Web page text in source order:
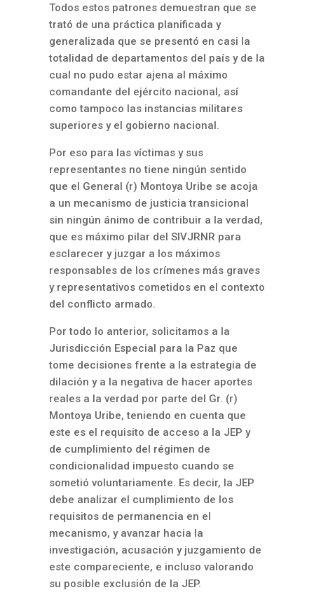
Todos estos patrones demuestran que se
trató de una práctica planificada y
generalizada que se presentó en casi la
totalidad de departamentos del país y de la
cual no pudo estar ajena al máximo
comandante del ejército nacional, así
como tampoco las instancias militares
superiores y el gobierno nacional.
Por eso para las víctimas y sus
representantes no tiene ningún sentido
que el General (r) Montoya Uribe se acoja
a un mecanismo de justicia transicional
sin ningún ánimo de contribuir a la verdad,
que es máximo pilar del SIVJRNR para
esclarecer y juzgar a los máximos
responsables de los crímenes más graves
y representativos cometidos en el contexto
del conflicto armado.
Por todo lo anterior, solicitamos a la
Jurisdicción Especial para la Paz que
tome decisiones frente a la estrategia de
dilación y a la negativa de hacer aportes
reales a la verdad por parte del Gr. (r)
Montoya Uribe, teniendo en cuenta que
este es el requisito de acceso a la JEP y
de cumplimiento del régimen de
condicionalidad impuesto cuando se
sometió voluntariamente. Es decir, la JEP
debe analizar el cumplimiento de los
requisitos de permanencia en el
mecanismo, y avanzar hacia la
investigación, acusación y juzgamiento de
este compareciente, e incluso valorando
su posible exclusión de la JEP.